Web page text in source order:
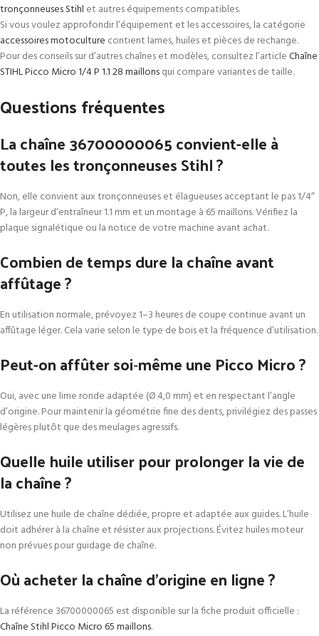
tronçonneuses Stihl et autres équipements compatibles.
Si vous voulez approfondir l’équipement et les accessoires, la catégorie
accessoires motoculture contient lames, huiles et pièces de rechange.
Pour des conseils sur d’autres chaînes et modèles, consultez l’articleChaîne
STIHL Picco Micro 1/4 P 1.1 28 maillonsqui compare variantes de taille.
Questions fréquentes
La chaîne 36700000065 convient-elle à
toutes les tronçonneuses Stihl ?
Non, elle convient aux tronçonneuses et élagueuses acceptant le pas 1/4″
P, la largeur d’entraîneur 1.1 mm et un montage à 65 maillons. Vérifiez la
plaque signalétique ou la notice de votre machine avant achat.
Combien de temps dure la chaîne avant
affûtage ?
En utilisation normale, prévoyez 1–3 heures de coupe continue avant un
affûtage léger. Cela varie selon le type de bois et la fréquence d’utilisation.
Peut-on affûter soi‑même une Picco Micro ?
Oui, avec une lime ronde adaptée (Ø 4,0 mm) et en respectant l’angle
d’origine. Pour maintenir la géométrie fine des dents, privilégiez des passes
légères plutôt que des meulages agressifs.
Quelle huile utiliser pour prolonger la vie de
la chaîne ?
Utilisez une huile de chaîne dédiée, propre et adaptée aux guides. L’huile
doit adhérer à la chaîne et résister aux projections. Évitez huiles moteur
non prévues pour guidage de chaîne.
Où acheter la chaîne d’origine en ligne ?
La référence 36700000065 est disponible sur la fiche produit officielle :
Chaîne Stihl Picco Micro 65 maillons.